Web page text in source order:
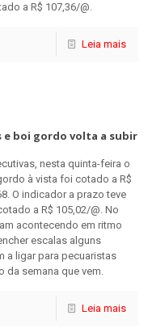
a R$ 107,36/@.
Leia mais
e boi gordo volta a subir
nesta quinta-feira o
à vista foi cotado a R$
O indicador a prazo teve
a R$ 105,02/@. No
acontecendo em ritmo
escalas alguns
a ligar para pecuaristas
da semana que vem.
Leia mais